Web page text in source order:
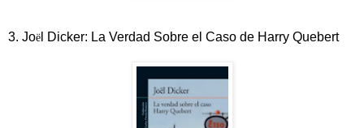
3. Joë l Dicker: La Verdad Sobre el Caso de Harry Quebert